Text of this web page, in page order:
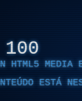
100
HTML5 MEDIA
ESTÁ